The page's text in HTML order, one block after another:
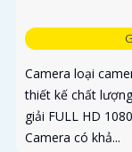
Camera loại
thiết kế chất
giải FULL HD
Camera có khả...